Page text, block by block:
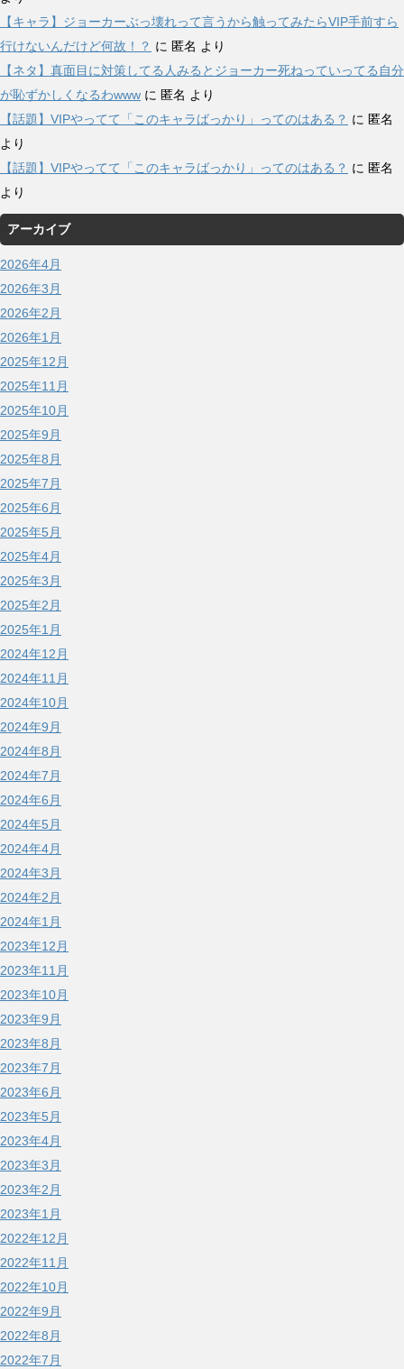
【キャラ】ジョーカーぶっ壊れって言うから触ってみたらVIP手前すら
行けないんだけど何故！？ に 匿名 より
【ネタ】真面目に対策してる人みるとジョーカー死ねっていってる自分
が恥ずかしくなるわwww に 匿名 より
【話題】VIPやってて「このキャラばっかり」ってのはある？ に 匿名
より
【話題】VIPやってて「このキャラばっかり」ってのはある？ に 匿名
より
アーカイブ
2026年4月
2026年3月
2026年2月
2026年1月
2025年12月
2025年11月
2025年10月
2025年9月
2025年8月
2025年7月
2025年6月
2025年5月
2025年4月
2025年3月
2025年2月
2025年1月
2024年12月
2024年11月
2024年10月
2024年9月
2024年8月
2024年7月
2024年6月
2024年5月
2024年4月
2024年3月
2024年2月
2024年1月
2023年12月
2023年11月
2023年10月
2023年9月
2023年8月
2023年7月
2023年6月
2023年5月
2023年4月
2023年3月
2023年2月
2023年1月
2022年12月
2022年11月
2022年10月
2022年9月
2022年8月
2022年7月